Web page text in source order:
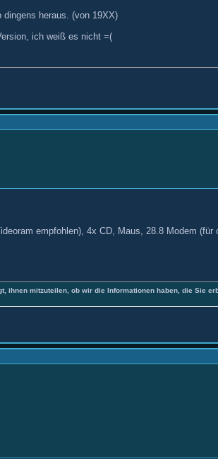
dingens heraus. (von 19XX)
ich weiß es nicht =(
empfohlen), 4x CD, Maus, 28.8 Modem (für
ihnen mitzuteilen, ob wir die Informationen haben, die Sie